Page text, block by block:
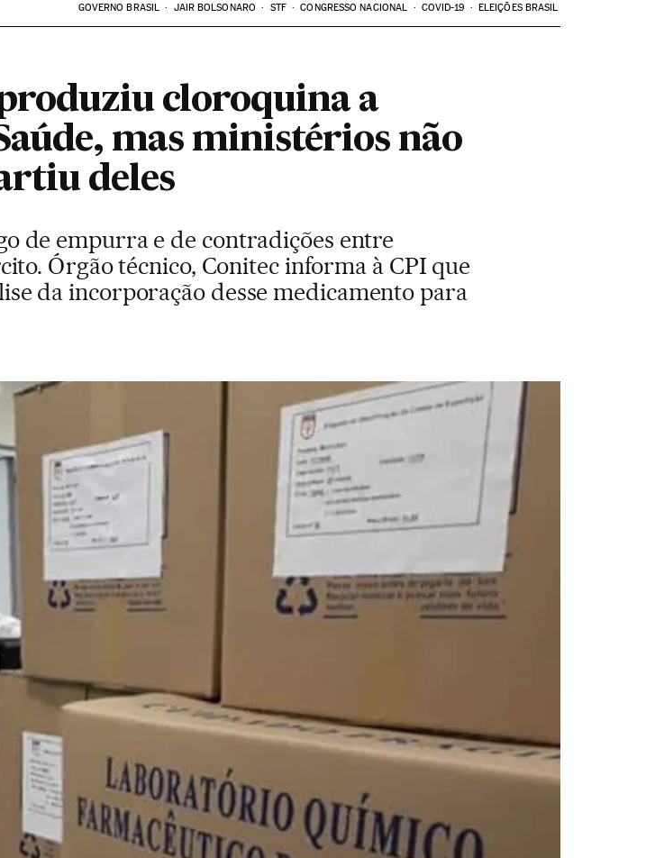
GOVERNO BRASIL JAIR BOLSONARO STF CONGRESSO NACIONAL COVID-19 ELEIÇÕES BRASIL
cloroquina a
mas ministérios não
deles
de empurra e de contradições entre
Órgão técnico, Conitec informa à CPI que
da incorporação desse medicamento para